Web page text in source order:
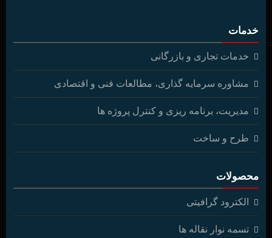
خدمات
خدمات تجاری و بازرگانی
مشاوره سرمایه گذاری، مطالعات فنی و اقتصادی
مدیریت، برنامه ریزی و کنترل پروژه ها
طرح و ساخت
محصولات
الکترود گرافیتی
تسمه نوار نقاله ها